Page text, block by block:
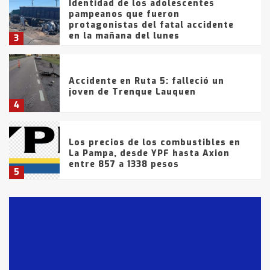
3
Identidad de los adolescentes
pampeanos que fueron
protagonistas del fatal accidente
en la mañana del lunes
4
Accidente en Ruta 5: falleció un
joven de Trenque Lauquen
5
Los precios de los combustibles en
La Pampa, desde YPF hasta Axion
entre 857 a 1338 pesos